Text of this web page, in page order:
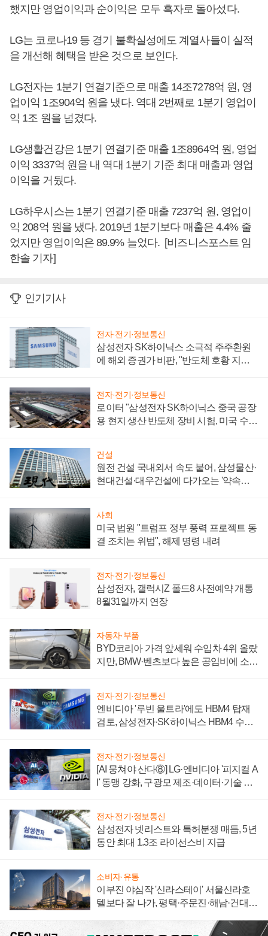
했지만 영업이익과 순이익은 모두 흑자로 돌아섰다.
LG는 코로나19 등 경기 불확실성에도 계열사들이 실적
을 개선해 혜택을 받은 것으로 보인다.
LG전자는 1분기 연결기준으로 매출 14조7278억 원, 영
업이익 1조904억 원을 냈다. 역대 2번째로 1분기 영업이
익 1조 원을 넘겼다.
LG생활건강은 1분기 연결기준 매출 1조8964억 원, 영업
이익 3337억 원을 내 역대 1분기 기준 최대 매출과 영업
이익을 거뒀다.
LG하우시스는 1분기 연결기준 매출 7237억 원, 영업이
익 208억 원을 냈다. 2019년 1분기보다 매출은 4.4% 줄
었지만 영업이익은 89.9% 늘었다. [비즈니스포스트 임
한솔 기자]
인기기사
전자·전기·정보통신
삼성전자 SK하이닉스 소극적 주주환원
에 해외 증권가 비판, "반도체 호황 지속
전자·전기·정보통신
로이터 "삼성전자 SK하이닉스 중국 공장
용 현지 생산 반도체 장비 시험, 미국 수출
건설
원전 건설 국내외서 속도 붙어, 삼성물산·
현대건설·대우건설에 다가오는 '약속의
사회
미국 법원 "트럼프 정부 풍력 프로젝트 동
결 조치는 위법", 해제 명령 내려
전자·전기·정보통신
삼성전자, 갤럭시Z 폴드8 사전예약 개통
8월31일까지 연장
자동차·부품
BYD코리아 가격 앞세워 수입차 4위 올랐
지만, BMW·벤츠보다 높은 공임비에 소비
전자·전기·정보통신
엔비디아 '루빈 울트라'에도 HBM4 탑재
검토, 삼성전자·SK하이닉스 HBM4 수율
전자·전기·정보통신
[AI 뭉쳐야 산다⑧] LG·엔비디아 '피지컬 A
I' 동맹 강화, 구광모 제조·데이터·기술 결
전자·전기·정보통신
삼성전자 넷리스트와 특허분쟁 매듭, 5년
동안 최대 1.3조 라이선스비 지급
소비자·유통
이부진 야심작 '신라스테이' 서울신라호
텔보다 잘 나가, 평택·주문진·해남·건대로